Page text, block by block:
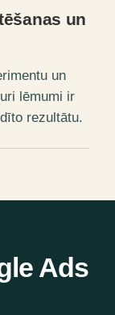
un
un
lēmumi ir
rezultātu.
Ads